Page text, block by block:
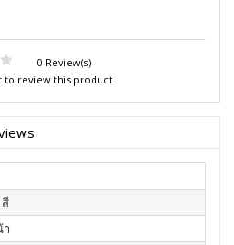
0 Review(s)
to review this product